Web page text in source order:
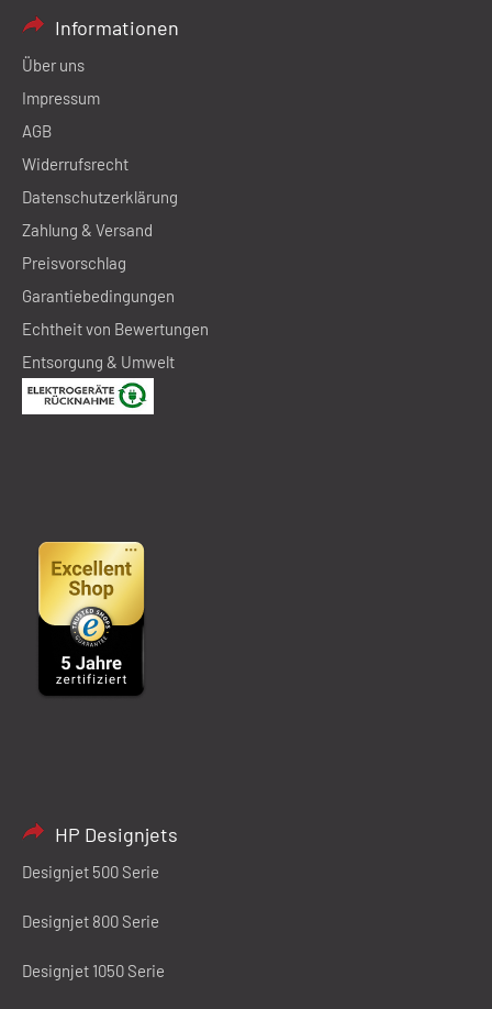
Informationen
Über uns
Impressum
AGB
Widerrufsrecht
Datenschutzerklärung
Zahlung & Versand
Preisvorschlag
Garantiebedingungen
Echtheit von Bewertungen
Entsorgung & Umwelt
HP Designjets
Designjet 500 Serie
Designjet 800 Serie
Designjet 1050 Serie